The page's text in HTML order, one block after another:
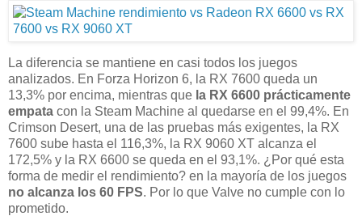
La diferencia se mantiene en casi todos los juegos
analizados. En Forza Horizon 6, la RX 7600 queda un
13,3% por encima, mientras que la RX 6600 prácticamente
empata con la Steam Machine al quedarse en el 99,4%. En
Crimson Desert, una de las pruebas más exigentes, la RX
7600 sube hasta el 116,3%, la RX 9060 XT alcanza el
172,5% y la RX 6600 se queda en el 93,1%. ¿Por qué esta
forma de medir el rendimiento? en la mayoría de los juegos
no alcanza los 60 FPS. Por lo que Valve no cumple con lo
prometido.